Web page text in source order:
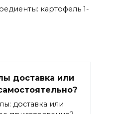
картофель 1-
доставка или
доставка или